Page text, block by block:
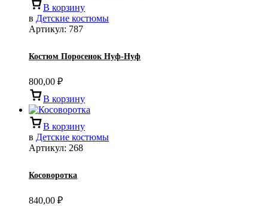
В корзину
в Детские костюмы
Артикул: 787
Костюм Поросенок Нуф-Нуф
800,00 ₽
В корзину
В корзину
в Детские костюмы
Артикул: 268
Косоворотка
840,00 ₽